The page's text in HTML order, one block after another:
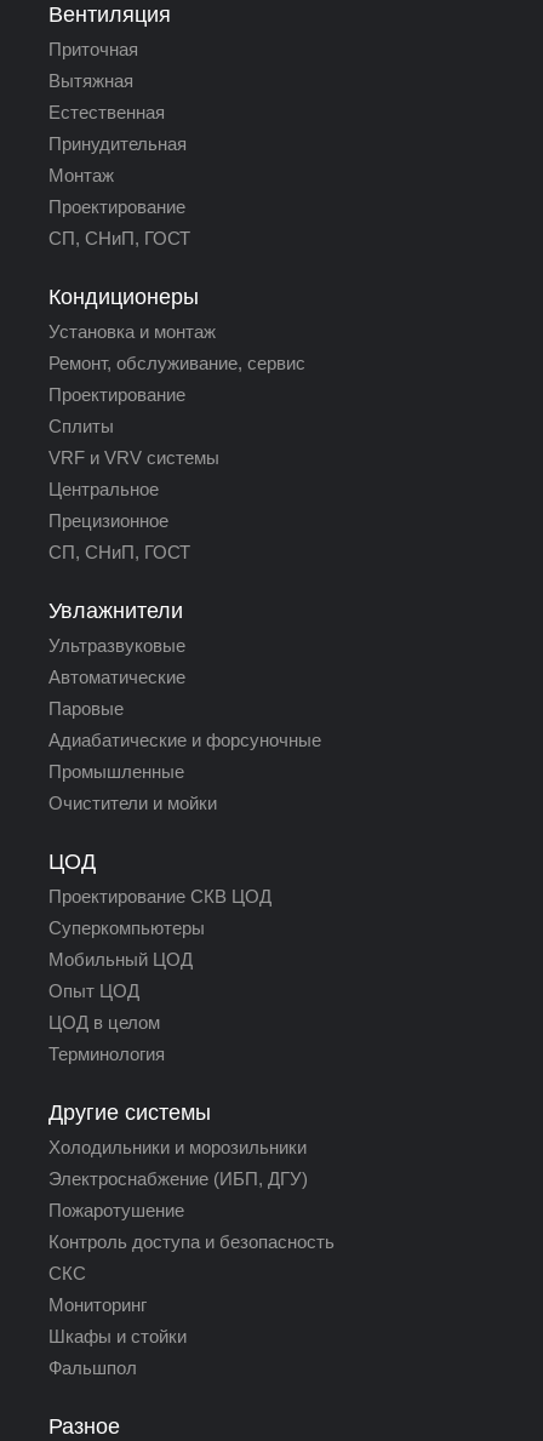
Вентиляция
Приточная
Вытяжная
Естественная
Принудительная
Монтаж
Проектирование
СП, СНиП, ГОСТ
Кондиционеры
Установка и монтаж
Ремонт, обслуживание, сервис
Проектирование
Сплиты
VRF и VRV системы
Центральное
Прецизионное
СП, СНиП, ГОСТ
Увлажнители
Ультразвуковые
Автоматические
Паровые
Адиабатические и форсуночные
Промышленные
Очистители и мойки
ЦОД
Проектирование СКВ ЦОД
Суперкомпьютеры
Мобильный ЦОД
Опыт ЦОД
ЦОД в целом
Терминология
Другие системы
Холодильники и морозильники
Электроснабжение (ИБП, ДГУ)
Пожаротушение
Контроль доступа и безопасность
СКС
Мониторинг
Шкафы и стойки
Фальшпол
Разное